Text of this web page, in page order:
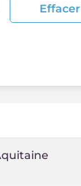
Effacer